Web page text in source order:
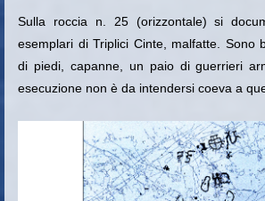
Sulla roccia n. 25 (orizzontale) si
esemplari di Triplici Cinte, malfatte. Sono
di piedi, capanne, un paio di guerrieri
esecuzione non è da intendersi coeva a